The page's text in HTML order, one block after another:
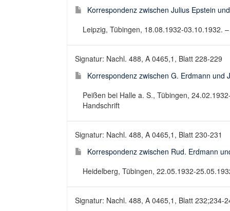
Korrespondenz zwischen Julius Epstein
Leipzig, Tübingen, 18.08.1932-03.10.1932.
Signatur: Nachl. 488, A 0465,1, Blatt 228-229
Korrespondenz zwischen G. Erdmann
Peißen bei Halle a. S., Tübingen,
Handschrift
Signatur: Nachl. 488, A 0465,1, Blatt 230-231
Korrespondenz zwischen Rud. Erdmann
Heidelberg, Tübingen, 22.05.1932-
Signatur: Nachl. 488, A 0465,1, Blatt 232;234-